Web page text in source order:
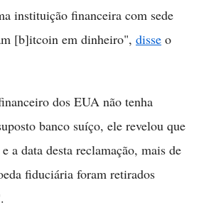
instituição financeira com sede
[b]itcoin em dinheiro", disse o
dos EUA não tenha
banco suíço, ele revelou que
a data desta reclamação, mais de
fiduciária foram retirados